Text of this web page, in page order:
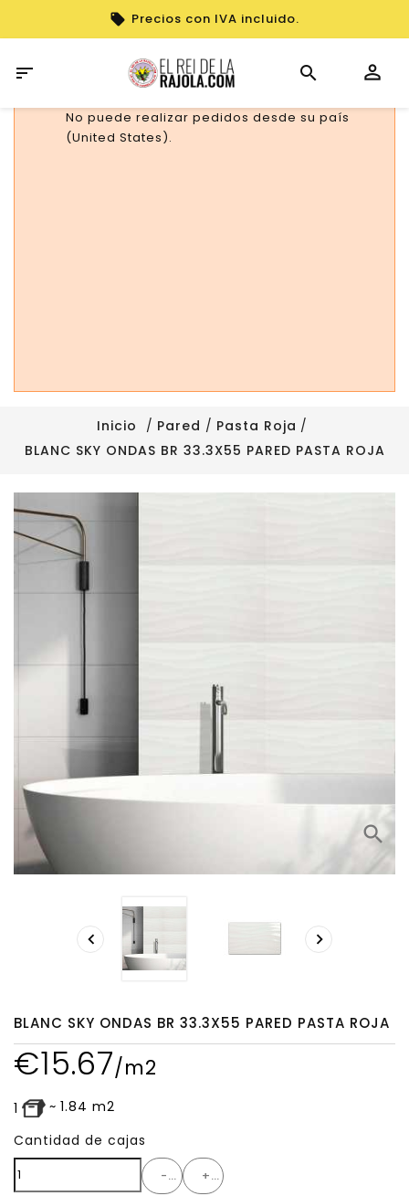
Precios con IVA incluido.

No puede realizar pedidos desde su país
(United States).
Inicio Pared
Pasta Roja
BLANC SKY ONDAS BR 33.3X55 PARED PASTA ROJA
search
 
BLANC SKY ONDAS BR 33.3X55 PARED PASTA ROJA
€15.67/m2
1 ~ 1.84 m2
Cantidad de cajas
- +